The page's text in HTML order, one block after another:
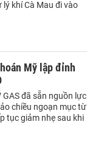
khí Cà Mau đi vào
Mỹ lập đỉnh
đã sẵn nguồn lực
chiều ngoạn mục từ
tục giảm nhẹ sau khi